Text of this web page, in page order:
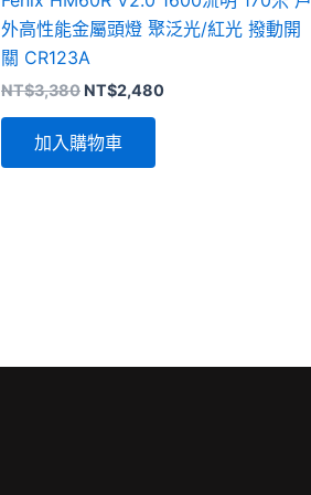
外高性能金屬頭燈 聚泛光/紅光 撥動開
關 CR123A
NT$3,380 NT$2,480
加入購物車